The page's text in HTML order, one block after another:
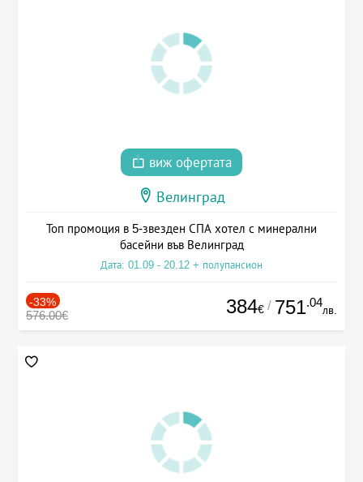
виж офертата
Велинград
Топ промоция в 5-звезден СПА хотел с минерални
басейни във Велинград
Дата: 01.09 - 20.12 + полупансион
-33%
576.00€ 384€ / 751.04
лв.